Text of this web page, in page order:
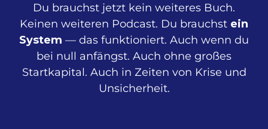
Du brauchst jetzt kein weiteres Buch.
Keinen weiteren Podcast. Du brauchst ein
System — das funktioniert. Auch wenn du
bei null anfängst. Auch ohne großes
Startkapital. Auch in Zeiten von Krise und
Unsicherheit.